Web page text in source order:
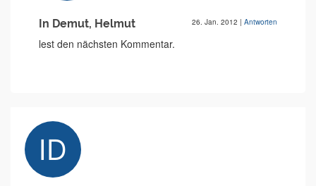
In Demut, Helmut 26. Jan. 2012 | Antworten
lest den nächsten Kommentar.